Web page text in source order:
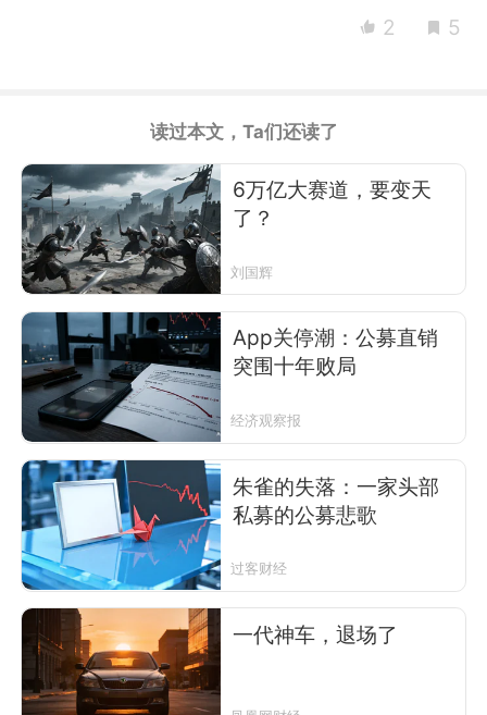
2 5
读过本文，Ta们还读了
6万亿大赛道，要变天
了？
刘国辉
App关停潮：公募直销
突围十年败局
经济观察报
朱雀的失落：一家头部
私募的公募悲歌
过客财经
一代神车，退场了